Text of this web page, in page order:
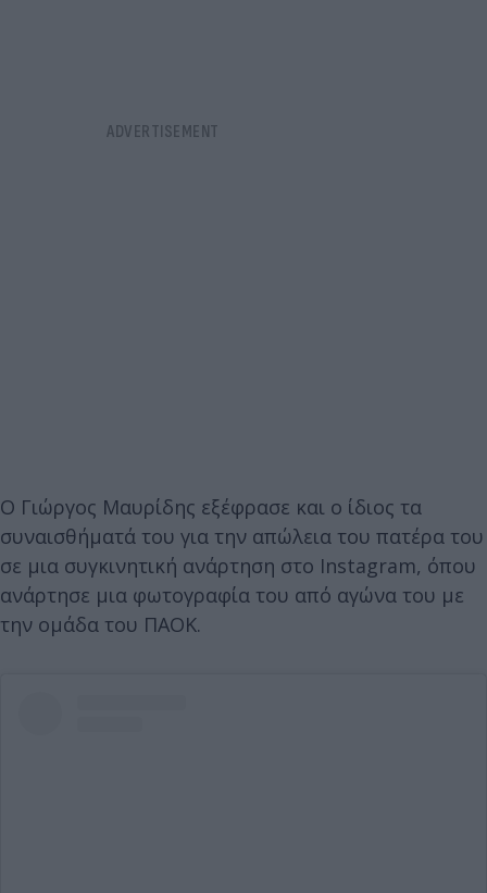
Ο Γιώργος Μαυρίδης εξέφρασε και ο ίδιος τα
συναισθήματά του για την απώλεια του πατέρα του
σε μια συγκινητική ανάρτηση στο Instagram, όπου
ανάρτησε μια φωτογραφία του από αγώνα του με
την ομάδα του ΠΑΟΚ.